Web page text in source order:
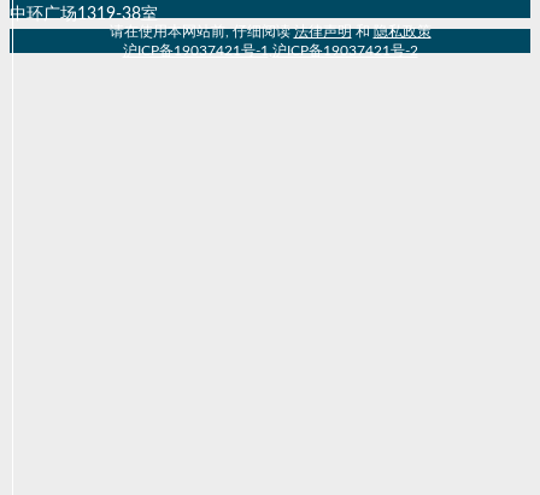
中环广场1319-38室
请在使用本网站前, 仔细阅读法律声明和隐私政策
沪ICP备19037421号-1,沪ICP备19037421号-2